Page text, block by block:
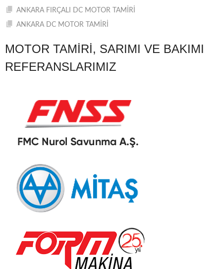
ANKARA FIRÇALI DC MOTOR TAMİRİ
ANKARA DC MOTOR TAMİRİ
MOTOR TAMIRI, SARIMI VE BAKIMI
REFERANSLARIMIZ